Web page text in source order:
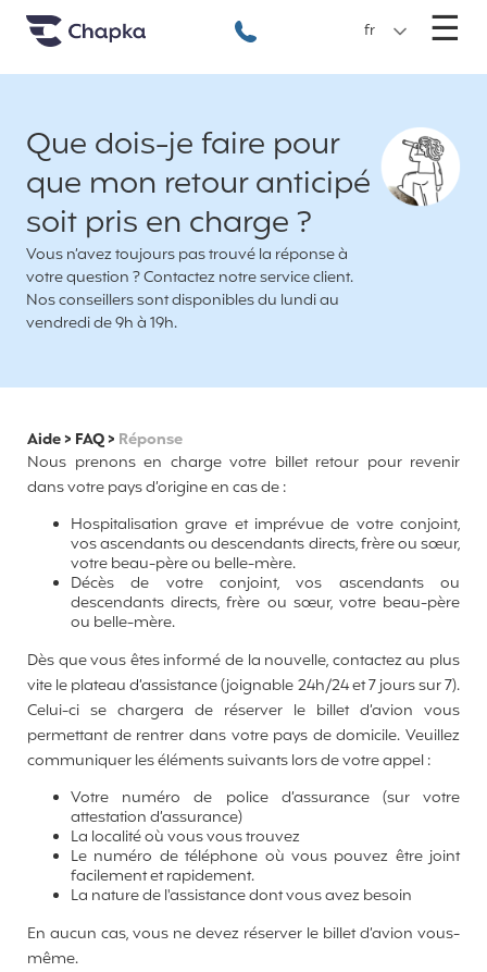
Chapka Assurances Voyages
+33 1 74 85 50 50
fr ☰
Que dois-je faire pour
que mon retour anticipé
soit pris en charge ?
Vous n’avez toujours pas trouvé la réponse à
votre question ? Contactez notre service client.
Nos conseillers sont disponibles du lundi au
vendredi de 9h à 19h.
Aide> FAQ> Réponse
Nous prenons en charge votre billet retour pour revenir
dans votre pays d’origine en cas de :
Hospitalisation grave et imprévue de votre conjoint,
vos ascendants ou descendants directs, frère ou sœur,
votre beau-père ou belle-mère.
Décès de votre conjoint, vos ascendants ou
descendants directs, frère ou sœur, votre beau-père
ou belle-mère.
Dès que vous êtes informé de la nouvelle, contactez au plus
vite le plateau d’assistance (joignable 24h/24 et 7 jours sur 7).
Celui-ci se chargera de réserver le billet d’avion vous
permettant de rentrer dans votre pays de domicile. Veuillez
communiquer les éléments suivants lors de votre appel :
Votre numéro de police d’assurance (sur votre
attestation d’assurance)
La localité où vous vous trouvez
Le numéro de téléphone où vous pouvez être joint
facilement et rapidement.
La nature de l'assistance dont vous avez besoin
En aucun cas, vous ne devez réserver le billet d’avion vous-
même.